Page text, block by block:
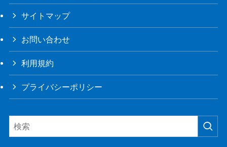
サイトマップ
お問い合わせ
利用規約
プライバシーポリシー